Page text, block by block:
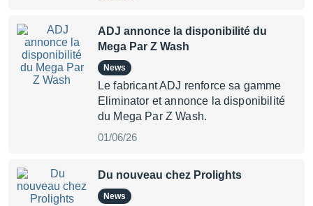
ADJ annonce la disponibilité du
Mega Par Z Wash
News
Le fabricant ADJ renforce sa gamme
Eliminator et annonce la disponibilité
du Mega Par Z Wash.
01/06/26
Du nouveau chez Prolights
News